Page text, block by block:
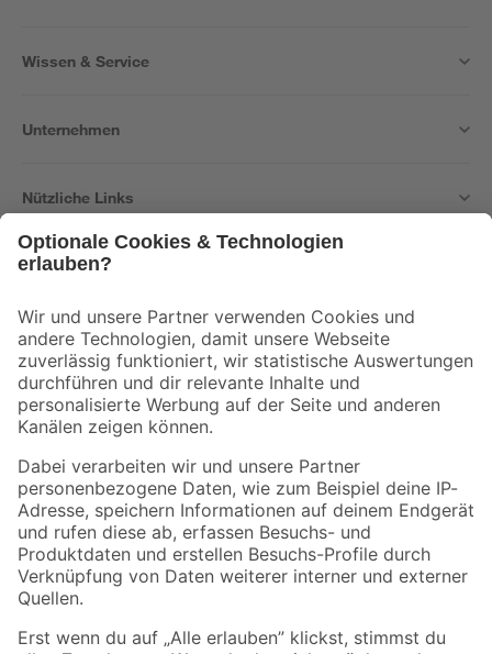
Wissen & Service
Unternehmen
Nützliche Links
Der toom Newsletter: Keine Angebote und Aktionen mehr verpassen!
Zur Newsletter Anmeldung
Folge uns
Zahlungsarten Versandarten
Sicher einkaufen